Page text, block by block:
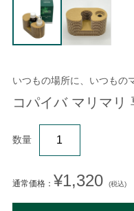
いつもの場所に、いつもの
コパイバ マリマリ
数量
通常価格： ¥1,320 (税込)